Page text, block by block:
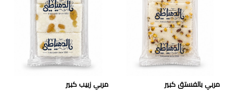
مربي بالفستق كبير مربي زبيب كبير